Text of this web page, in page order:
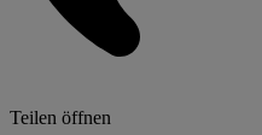
Teilen öffnen